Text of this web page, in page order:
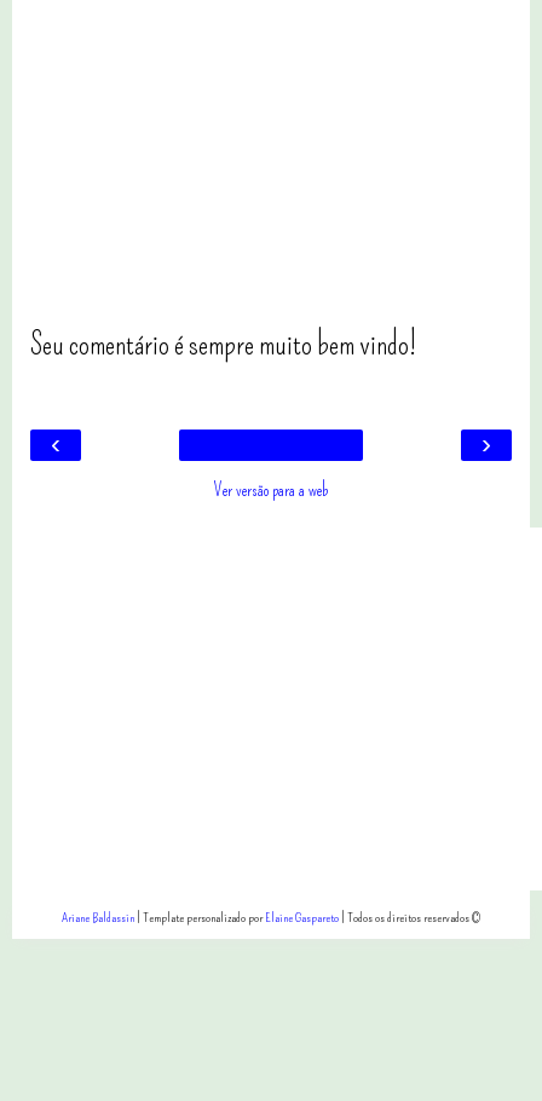
Seu comentário é sempre muito bem vindo!
‹ ›
Ver versão para a web
Ariane Baldassin| Template personalizado porElaine Gaspareto| Todos os direitos reservados ©